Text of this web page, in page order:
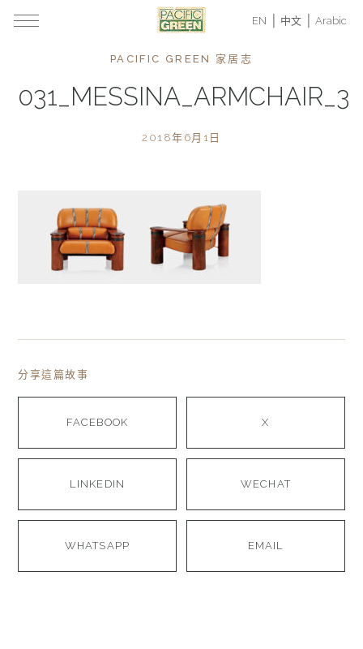
EN 中文 Arabic
PACIFIC GREEN 家居志
031_MESSINA_ARMCHAIR_3
2018年6月1日
分享這篇故事
FACEBOOK X
LINKEDIN WECHAT
WHATSAPP EMAIL